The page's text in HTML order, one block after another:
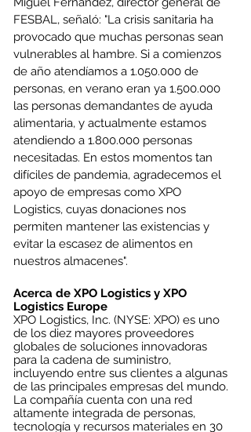
FESBAL, señaló: "La crisis sanitaria ha
provocado que muchas personas sean
vulnerables al hambre. Si a comienzos
de año atendíamos a 1.050.000 de
personas, en verano eran ya 1.500.000
las personas demandantes de ayuda
alimentaria, y actualmente estamos
atendiendo a 1.800.000 personas
necesitadas. En estos momentos tan
difíciles de pandemia, agradecemos el
apoyo de empresas como XPO
Logistics, cuyas donaciones nos
permiten mantener las existencias y
evitar la escasez de alimentos en
nuestros almacenes".
Acerca de XPO Logistics y XPO
Logistics Europe
XPO Logistics, Inc. (NYSE: XPO) es uno
de los diez mayores proveedores
globales de soluciones innovadoras
para la cadena de suministro,
incluyendo entre sus clientes a algunas
de las principales empresas del mundo.
La compañía cuenta con una red
altamente integrada de personas,
tecnología y recursos materiales en 30